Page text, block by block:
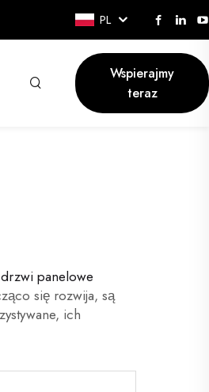
PL
Wspierajmy
teraz
drzwi panelowe
się rozwija, są
ich